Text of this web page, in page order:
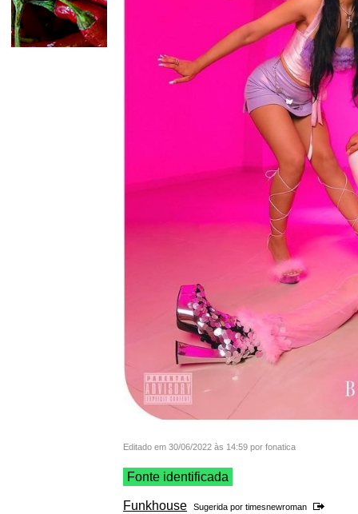
Editado em 30/06/2022 às 14:59 por fonatica
Fonte identificada
Funkhouse Sugerida por timesnewroman